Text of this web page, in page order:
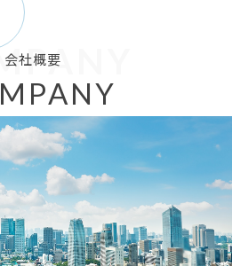
会社概要